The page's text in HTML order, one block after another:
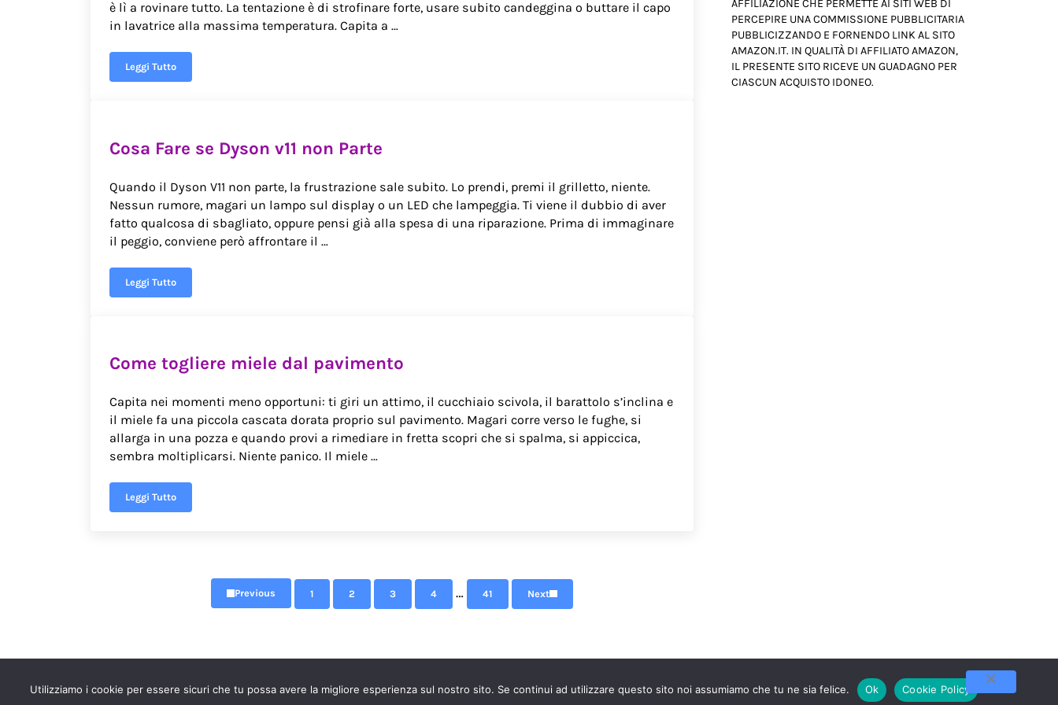
è lì a rovinare tutto. La tentazione è di strofinare forte, usare subito candeggina o buttare il capo
in lavatrice alla massima temperatura. Capita a …
Leggi TuttoCome togliere ruggine dal cotone
Cosa Fare se Dyson v11​ non Parte
Quando il Dyson V11 non parte, la frustrazione sale subito. Lo prendi, premi il grilletto, niente.
Nessun rumore, magari un lampo sul display o un LED che lampeggia. Ti viene il dubbio di aver
fatto qualcosa di sbagliato, oppure pensi già alla spesa di una riparazione. Prima di immaginare
il peggio, conviene però affrontare il …
Leggi TuttoCosa Fare se Dyson v11​ non Parte
Come togliere miele dal pavimento
Capita nei momenti meno opportuni: ti giri un attimo, il cucchiaio scivola, il barattolo s’inclina e
il miele fa una piccola cascata dorata proprio sul pavimento. Magari corre verso le fughe, si
allarga in una pozza e quando provi a rimediare in fretta scopri che si spalma, si appiccica,
sembra moltiplicarsi. Niente panico. Il miele …
Leggi TuttoCome togliere miele dal pavimento
Previous Page
1 Page
2 Page
3 Page
4 Interim pages omitted
… Page
41 Next
AFFILIAZIONE CHE PERMETTE AI SITI WEB DI
PERCEPIRE UNA COMMISSIONE PUBBLICITARIA
PUBBLICIZZANDO E FORNENDO LINK AL SITO
AMAZON.IT. IN QUALITÀ DI AFFILIATO AMAZON,
IL PRESENTE SITO RICEVE UN GUADAGNO PER
CIASCUN ACQUISTO IDONEO.
Utilizziamo i cookie per essere sicuri che tu possa avere la migliore esperienza sul nostro sito. Se continui ad utilizzare questo sito noi assumiamo che tu ne sia felice. Ok Cookie Policy